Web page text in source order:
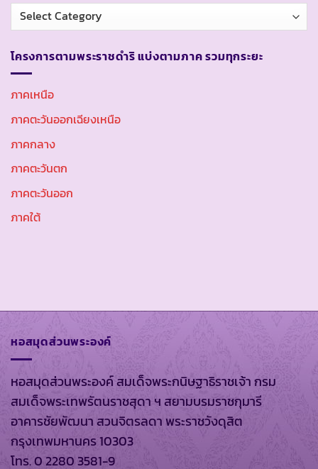
หมวด
หมู่
โครงการตามพระราชดำริ แบ่งตามภาค รวมทุกระยะ
ภาคเหนือ
ภาคตะวันออกเฉียงเหนือ
ภาคกลาง
ภาคตะวันตก
ภาคตะวันออก
ภาคใต้
หอสมุดส่วนพระองค์
หอสมุดส่วนพระองค์ สมเด็จพระกนิษฐาธิราชเจ้า กรม
สมเด็จพระเทพรัตนราชสุดา ฯ สยามบรมราชกุมารี
อาคารชัยพัฒนา สวนจิตรลดา พระราชวังดุสิต
กรุงเทพมหานคร 10303
โทร. 0 2280 3581-9